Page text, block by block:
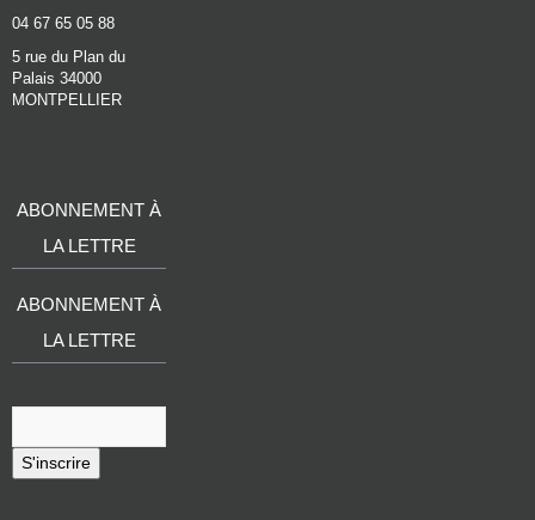
04 67 65 05 88
5 rue du Plan du
Palais 34000
MONTPELLIER
ABONNEMENT À
LA LETTRE
ABONNEMENT À
LA LETTRE
S'inscrire